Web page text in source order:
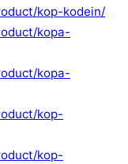
kop-kodein/
kopa-
kopa-
kop-
kop-